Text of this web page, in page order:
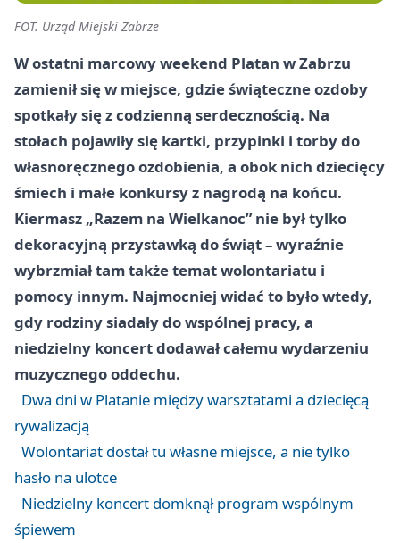
FOT. Urząd Miejski Zabrze
W ostatni marcowy weekend Platan w Zabrzu
zamienił się w miejsce, gdzie świąteczne ozdoby
spotkały się z codzienną serdecznością. Na
stołach pojawiły się kartki, przypinki i torby do
własnoręcznego ozdobienia, a obok nich dziecięcy
śmiech i małe konkursy z nagrodą na końcu.
Kiermasz „Razem na Wielkanoc” nie był tylko
dekoracyjną przystawką do świąt – wyraźnie
wybrzmiał tam także temat wolontariatu i
pomocy innym. Najmocniej widać to było wtedy,
gdy rodziny siadały do wspólnej pracy, a
niedzielny koncert dodawał całemu wydarzeniu
muzycznego oddechu.
Dwa dni w Platanie między warsztatami a dziecięcą
rywalizacją
Wolontariat dostał tu własne miejsce, a nie tylko
hasło na ulotce
Niedzielny koncert domknął program wspólnym
śpiewem